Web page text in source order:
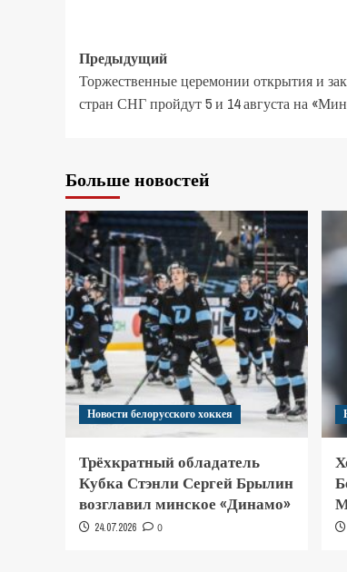
Предыдущий
Торжественные церемонии открытия и
стран СНГ пройдут 5 и 14 августа на
Больше новостей
Новости белорусского хоккея
Трёхкратный обладатель
Кубка Стэнли Сергей Брылин
возглавил минское «Динамо»
24.07.2026 0